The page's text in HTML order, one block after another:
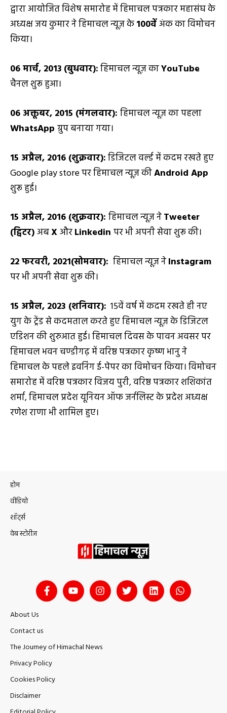
द्वारा आयोजित विशेष समारोह में हिमाचल पत्रकार महासंघ के
अध्यक्ष जय कुमार ने हिमाचल न्यूज़ के100वेंअंक का विमोचन
किया।
06मार्च, 2013 (बुधवार):हिमाचल न्यूज़ काYouTube
चैनल शुरू हुआ।
06 अक्तूबर, 2015 (मंगलवार): हिमाचल न्यूज़ का पहला
WhatsApp ग्रुप बनाया गया।
15 अप्रैल, 2016 (शुक्रवार):डिजिटल वर्ल्ड में कदम रखते हुए
Google play store पर हिमाचल न्यूज़ कीAndroid App
शुरू हुई।
15 अप्रैल, 2016 (शुक्रवार): हिमाचल न्यूज़ नेTweeter
(ट्विटर)अबXऔरLinkedin पर भी अपनी सेवा शुरू की।
22फरवरी, 2021(सोमवार): हिमाचल न्यूज़ नेInstagram
पर भी अपनी सेवा शुरू की।
15 अप्रैल, 2023 (शनिवार): 15वें वर्ष में कदम रखते ही नए
युग के ट्रेंड से कदमताल करते हुए हिमाचल न्यूज़ के डिजिटल
एडिशन की शुरुआत हुई। हिमाचल दिवस के पावन अवसर पर
हिमाचल भवन चण्डीगढ़ में वरिष्ठ पत्रकार कृष्ण भानु ने
हिमाचल के पहले इवनिंग ई-पेपर का विमोचन किया। विमोचन
समारोह में वरिष्ठ पत्रकार विजय पुरी, वरिष्ठ पत्रकार शशिकांत
शर्मा, हिमाचल प्रदेश यूनियन ऑफ जर्नलिस्ट के प्रदेश अध्यक्ष
रणेश राणा भी शामिल हुए।
होम
वीडियो
शॉर्ट्स
वेब स्टोरीज
About Us
Contact us
The Journey of Himachal News
Privacy Policy
Cookies Policy
Disclaimer